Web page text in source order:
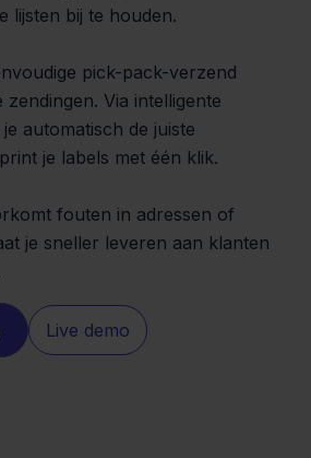
lijsten bij te houden.
pick-pack-verzend
Via intelligente
automatisch de juiste
je labels met één klik.
fouten in adressen of
je sneller leveren aan klanten
Live demo